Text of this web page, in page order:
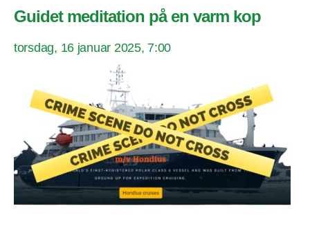
Guidet meditation på en varm kop
torsdag, 16 januar 2025, 7:00